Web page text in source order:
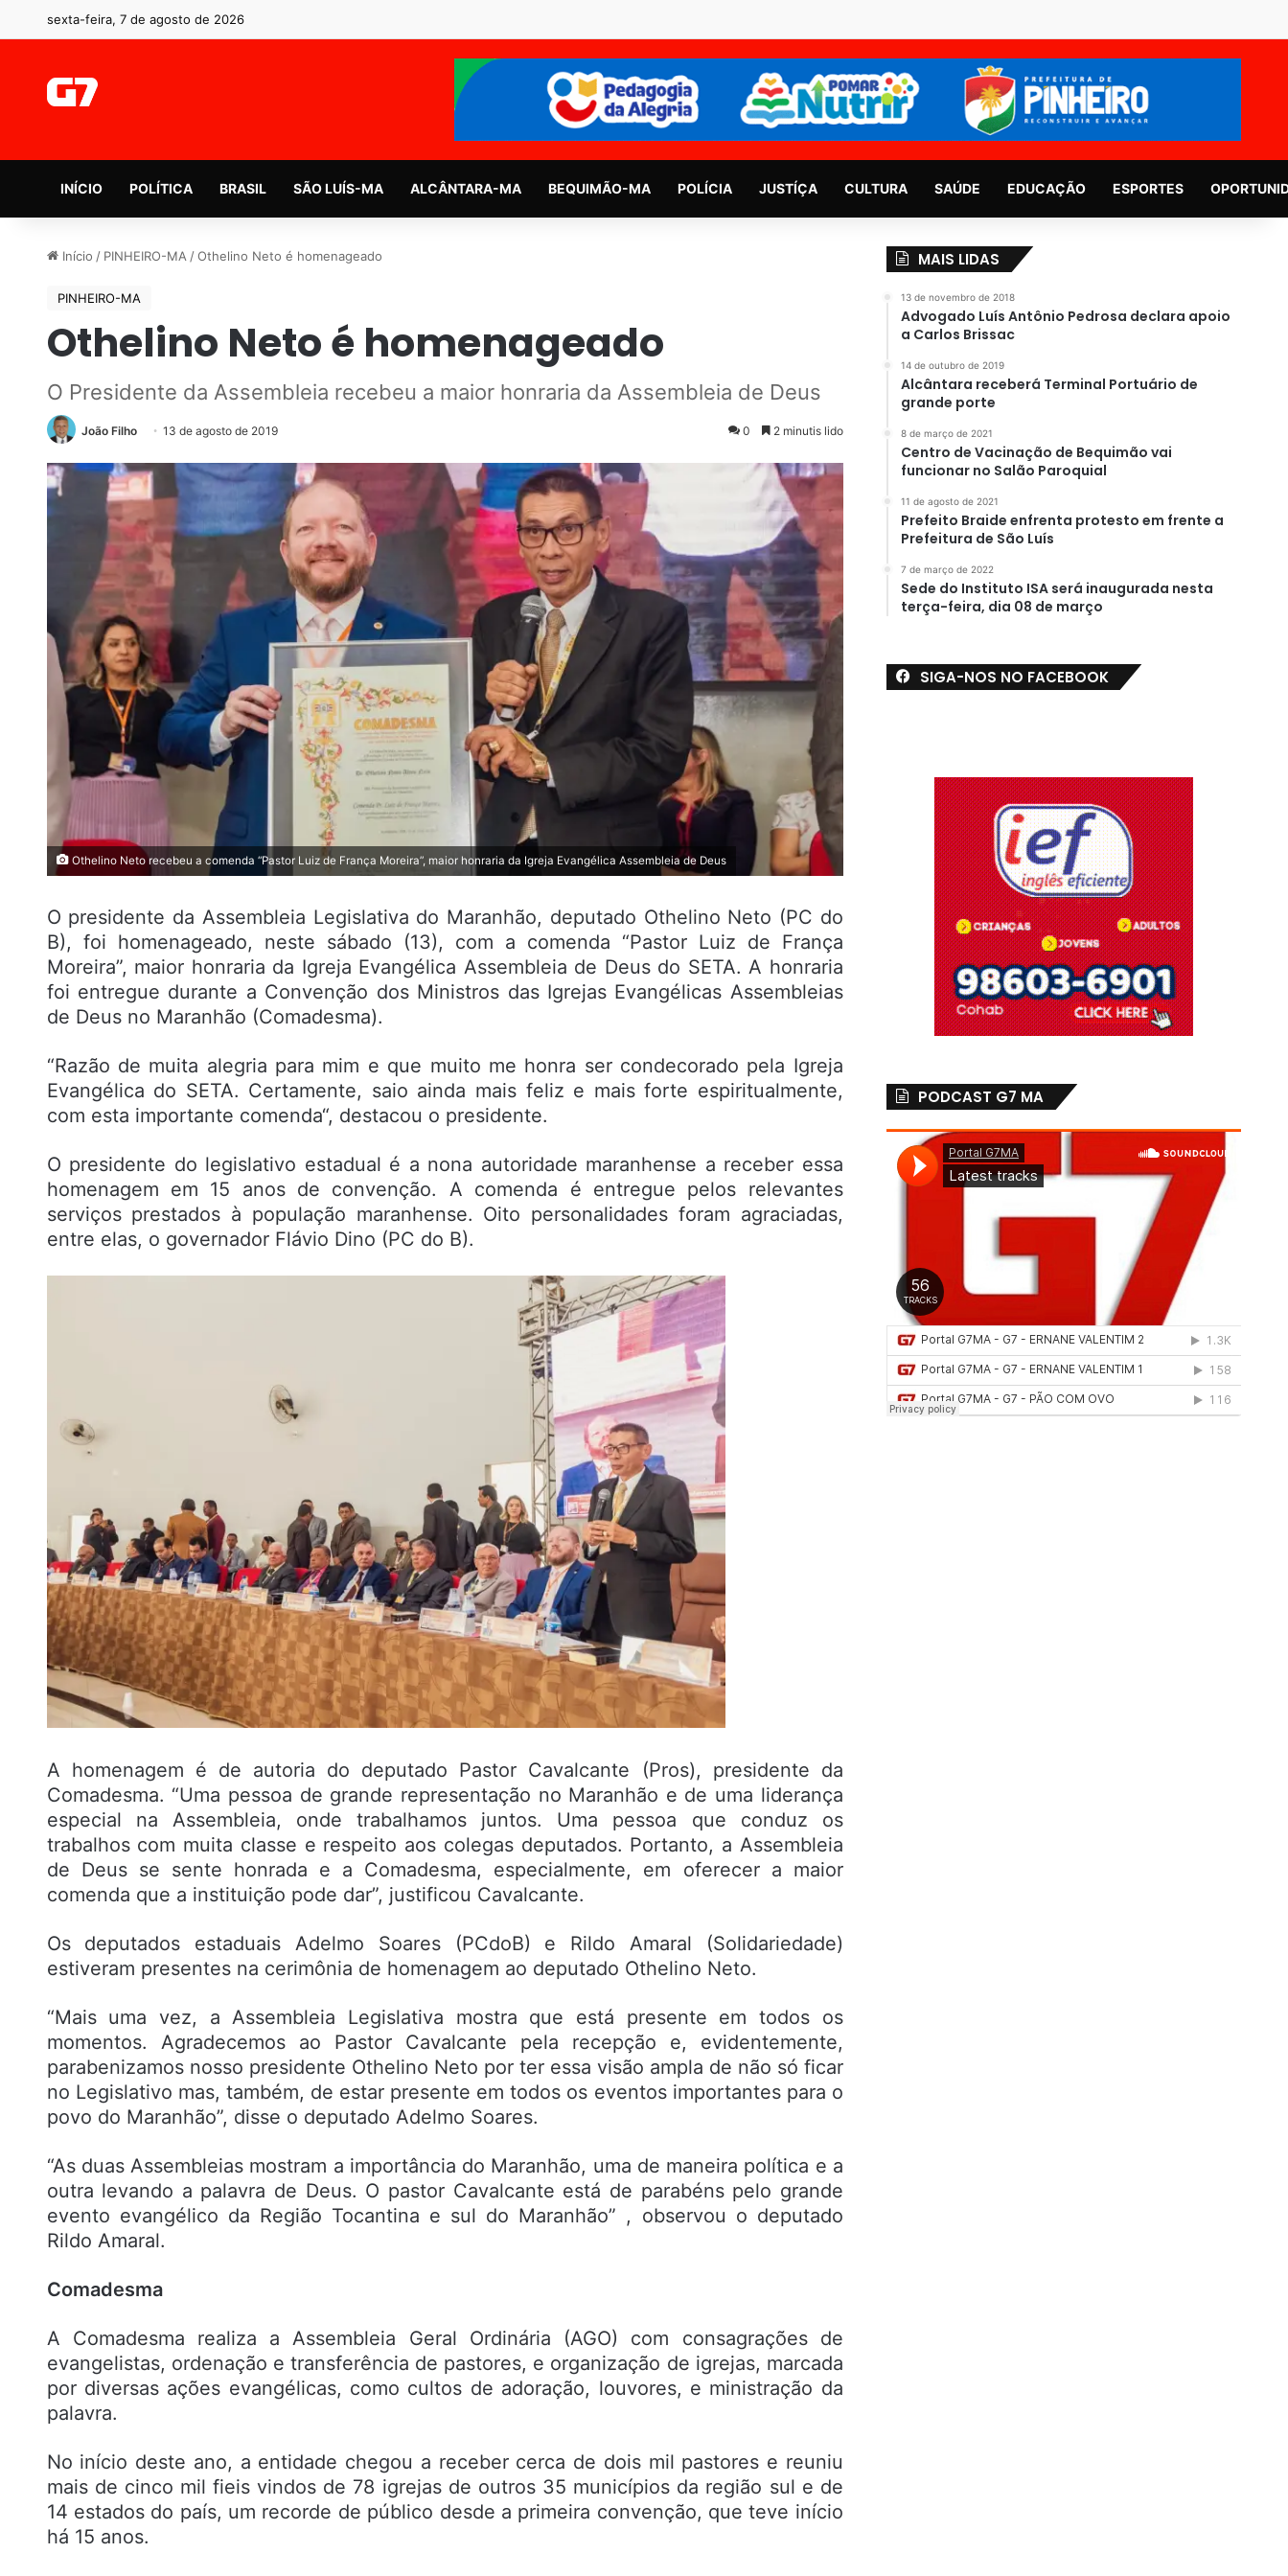
sexta-feira, 7 de agosto de 2026
INÍCIO POLÍTICA BRASIL SÃO LUÍS-MA ALCÂNTARA-MA BEQUIMÃO-MA POLÍCIA JUSTÍÇA CULTURA SAÚDE EDUCAÇÃO ESPORTES
Início / PINHEIRO-MA / Othelino Neto é homenageado
PINHEIRO-MA
Othelino Neto é homenageado
O Presidente da Assembleia recebeu a maior honraria da Assembleia de Deus
João Filho 13 de agosto de 2019 0 2 minutis lido
Othelino Neto recebeu a comenda “Pastor Luiz de França Moreira”, maior honraria da Igreja Evangélica Assembleia de Deus
O presidente da Assembleia Legislativa do Maranhão, deputado Othelino Neto (PC do
B), foi homenageado, neste sábado (13), com a comenda “Pastor Luiz de França
Moreira”, maior honraria da Igreja Evangélica Assembleia de Deus do SETA. A honraria
foi entregue durante a Convenção dos Ministros das Igrejas Evangélicas Assembleias
de Deus no Maranhão (Comadesma).
“Razão de muita alegria para mim e que muito me honra ser condecorado pela Igreja
Evangélica do SETA. Certamente, saio ainda mais feliz e mais forte espiritualmente,
com esta importante comenda“, destacou o presidente.
O presidente do legislativo estadual é a nona autoridade maranhense a receber essa
homenagem em 15 anos de convenção. A comenda é entregue pelos relevantes
serviços prestados à população maranhense. Oito personalidades foram agraciadas,
entre elas, o governador Flávio Dino (PC do B).
A homenagem é de autoria do deputado Pastor Cavalcante (Pros), presidente da
Comadesma. “Uma pessoa de grande representação no Maranhão e de uma liderança
especial na Assembleia, onde trabalhamos juntos. Uma pessoa que conduz os
trabalhos com muita classe e respeito aos colegas deputados. Portanto, a Assembleia
de Deus se sente honrada e a Comadesma, especialmente, em oferecer a maior
comenda que a instituição pode dar”, justificou Cavalcante.
Os deputados estaduais Adelmo Soares (PCdoB) e Rildo Amaral (Solidariedade)
estiveram presentes na cerimônia de homenagem ao deputado Othelino Neto.
“Mais uma vez, a Assembleia Legislativa mostra que está presente em todos os
momentos. Agradecemos ao Pastor Cavalcante pela recepção e, evidentemente,
parabenizamos nosso presidente Othelino Neto por ter essa visão ampla de não só ficar
no Legislativo mas, também, de estar presente em todos os eventos importantes para o
povo do Maranhão”, disse o deputado Adelmo Soares.
“As duas Assembleias mostram a importância do Maranhão, uma de maneira política e a
outra levando a palavra de Deus. O pastor Cavalcante está de parabéns pelo grande
evento evangélico da Região Tocantina e sul do Maranhão” , observou o deputado
Rildo Amaral.
Comadesma
A Comadesma realiza a Assembleia Geral Ordinária (AGO) com consagrações de
evangelistas, ordenação e transferência de pastores, e organização de igrejas, marcada
por diversas ações evangélicas, como cultos de adoração, louvores, e ministração da
palavra.
No início deste ano, a entidade chegou a receber cerca de dois mil pastores e reuniu
mais de cinco mil fieis vindos de 78 igrejas de outros 35 municípios da região sul e de
14 estados do país, um recorde de público desde a primeira convenção, que teve início
há 15 anos.
MAIS LIDAS
13 de novembro de 2018
Advogado Luís Antônio Pedrosa declara apoio
a Carlos Brissac
14 de outubro de 2019
Alcântara receberá Terminal Portuário de
grande porte
8 de março de 2021
Centro de Vacinação de Bequimão vai
funcionar no Salão Paroquial
11 de agosto de 2021
Prefeito Braide enfrenta protesto em frente a
Prefeitura de São Luís
7 de março de 2022
Sede do Instituto ISA será inaugurada nesta
terça-feira, dia 08 de março
SIGA-NOS NO FACEBOOK
PODCAST G7 MA